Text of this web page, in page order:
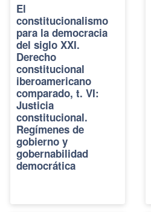
El
constitucionalismo
para la democracia
del siglo XXI.
Derecho
constitucional
iberoamericano
comparado, t. VI:
Justicia
constitucional.
Regímenes de
gobierno y
gobernabilidad
democrática